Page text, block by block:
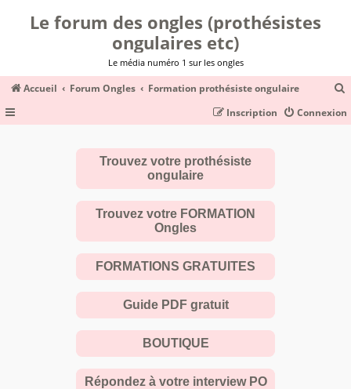
Le forum des ongles (prothésistes
ongulaires etc)
Le média numéro 1 sur les ongles
Accueil Forum Ongles Formation prothésiste ongulaire
c
Connexion
Inscription
Trouvez votre prothésiste
ongulaire
Trouvez votre FORMATION
Ongles
FORMATIONS GRATUITES
Guide PDF gratuit
BOUTIQUE
Répondez à votre interview PO